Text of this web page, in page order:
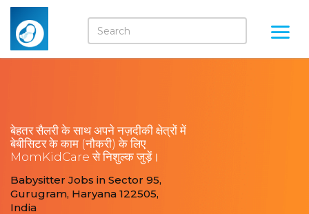
बेहतर सैलरी के साथ अपने नज़दीकी क्षेत्रों में
बेबीसिटर के काम (नौकरी) के लिए
MomKidCare से निशुल्क जुड़ें।
Babysitter Jobs in Sector 95,
Gurugram, Haryana 122505,
India